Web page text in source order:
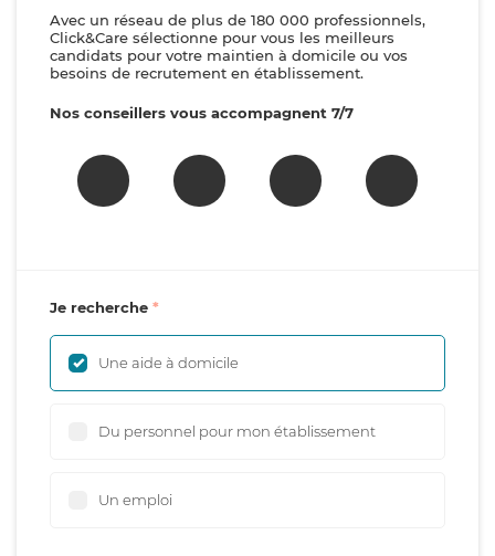
Avec un réseau de plus de 180 000 professionnels,
Click&Care sélectionne pour vous les meilleurs
candidats pour votre maintien à domicile ou vos
besoins de recrutement en établissement.
Nos conseillers vous accompagnent 7/7
Je recherche
Une aide à domicile
Du personnel pour mon établissement
Un emploi